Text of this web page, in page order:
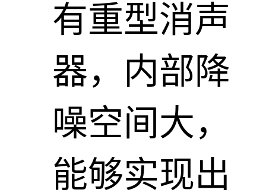
有重型消声
器，内部降
噪空间大，
能够实现出